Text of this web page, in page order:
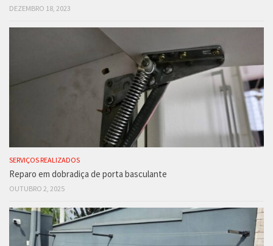
DEZEMBRO 18, 2023
SERVIÇOS REALIZADOS
Reparo em dobradiça de porta basculante
OUTUBRO 2, 2025